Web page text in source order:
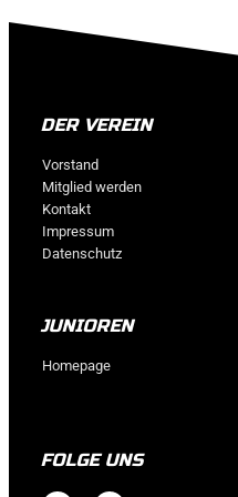
DER VEREIN
Vorstand
Mitglied werden
Kontakt
Impressum
Datenschutz
JUNIOREN
Homepage
FOLGE UNS